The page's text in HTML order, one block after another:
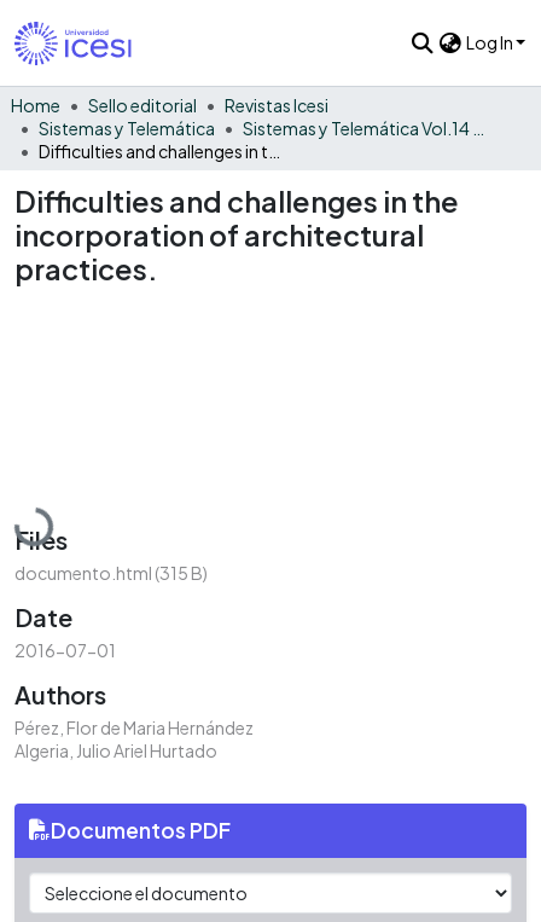
Log In
Home Sello editorial
Revistas Icesi
Sistemas y Telemática
Difficulties and challenges in the
incorporation of architectural
practices.
Loading...
Files
documento.html (315 B)
Date
2016-07-01
Authors
Pérez, Flor de Maria Hernández
Algeria, Julio Ariel Hurtado
Documentos PDF